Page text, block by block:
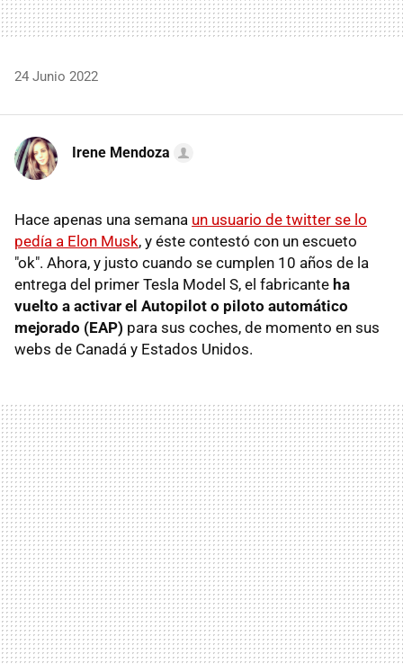
24 Junio 2022
Irene Mendoza
Hace apenas una semana un usuario de twitter se lo
pedía a Elon Musk, y éste contestó con un escueto
"ok". Ahora, y justo cuando se cumplen 10 años de la
entrega del primer Tesla Model S, el fabricante ha
vuelto a activar el Autopilot o piloto automático
mejorado (EAP) para sus coches, de momento en sus
webs de Canadá y Estados Unidos.